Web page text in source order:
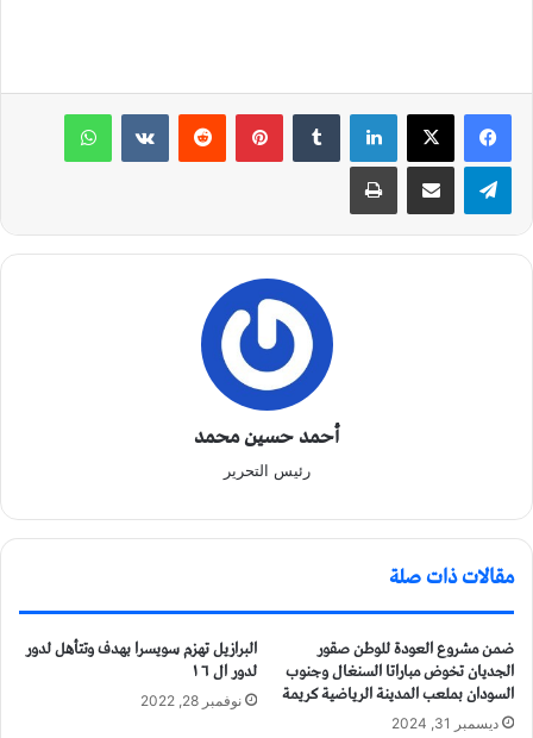
لينكدإن بينتيريست
أحمد حسين محمد
رئيس التحرير
مقالات ذات صلة
ضمن مشروع العودة للوطن صقور
الجديان تخوض مباراتا السنغال وجنوب
السودان بملعب المدينة الرياضية كريمة
ديسمبر 31, 2024
البرازيل تهزم سويسرا بهدف وتتأهل لدور
لدور ال ١٦
نوفمبر 28, 2022